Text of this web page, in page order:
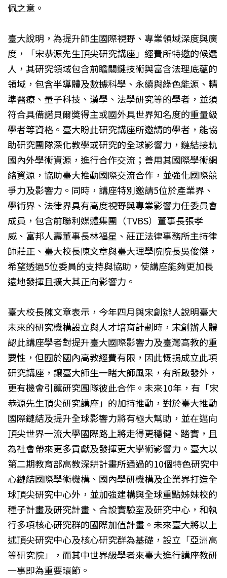
佩之意。
臺大說明，為提升師生國際視野、專業領域深度與廣
度，「宋恭源先生頂尖研究講座」經費所特邀的候選
人，其研究領域包含前瞻關鍵技術與富含法理底蘊的
領域，包含半導體及數據科學、永續與綠色能源、精
準醫療、量子科技、漢學、法學研究等的學者，並須
符合具備諾貝爾奬得主或國外具世界知名度的重量級
學者等資格。臺大盼此研究講座所邀請的學者，能協
助研究團隊深化教學或研究的全球影響力，鏈結接軌
國內外學術資源，進行合作交流；善用其國際學術網
絡資源，協助臺大推動國際交流合作，並強化國際競
爭力及影響力。同時，講座特別邀請5位於產業界、
學術界、法律界具有高度視野與專業影響力任委員會
成員，包含前聯利媒體集團（TVBS）董事長張孝
威、富邦人壽董事長林福星、莊正法律事務所主持律
師莊正、臺大校長陳文章與臺大理學院院長吳俊傑，
希望透過5位委員的支持與協助，使講座能夠更加長
遠地發揮且擴大其正向影響力。
臺大校長陳文章表示，今年四月與宋創辦人說明臺大
未來的研究機構設立與人才培育計劃時，宋創辦人體
認此講座學者對提升臺大國際影響力及臺灣高教的重
要性，但囿於國內高教經費有限，因此慨捐成立此項
研究講座，讓臺大師生一睹大師風采，有所啟發外，
更有機會引薦研究團隊彼此合作。未來10年，有「宋
恭源先生頂尖研究講座」的加持推動，對於臺大推動
國際鏈結及提升全球影響力將有極大幫助，並在邁向
頂尖世界一流大學國際路上將走得更穩健、踏實，且
為社會帶來更多貢獻及發揮更大學術影響力。臺大以
第二期教育部高教深耕計畫所通過的10個特色研究中
心鏈結國際學術機構、國內學研機構及企業界打造全
球頂尖研究中心外，並加強建構與全球重點姊妹校的
種子計畫及研究計畫、合設實驗室及研究中心，和執
行多項核心研究群的國際加值計畫。未來臺大將以上
述頂尖研究中心及核心研究群為基礎，設立「亞洲高
等研究院」，而其中世界級學者來臺大進行講座教研
一事即為重要環節。